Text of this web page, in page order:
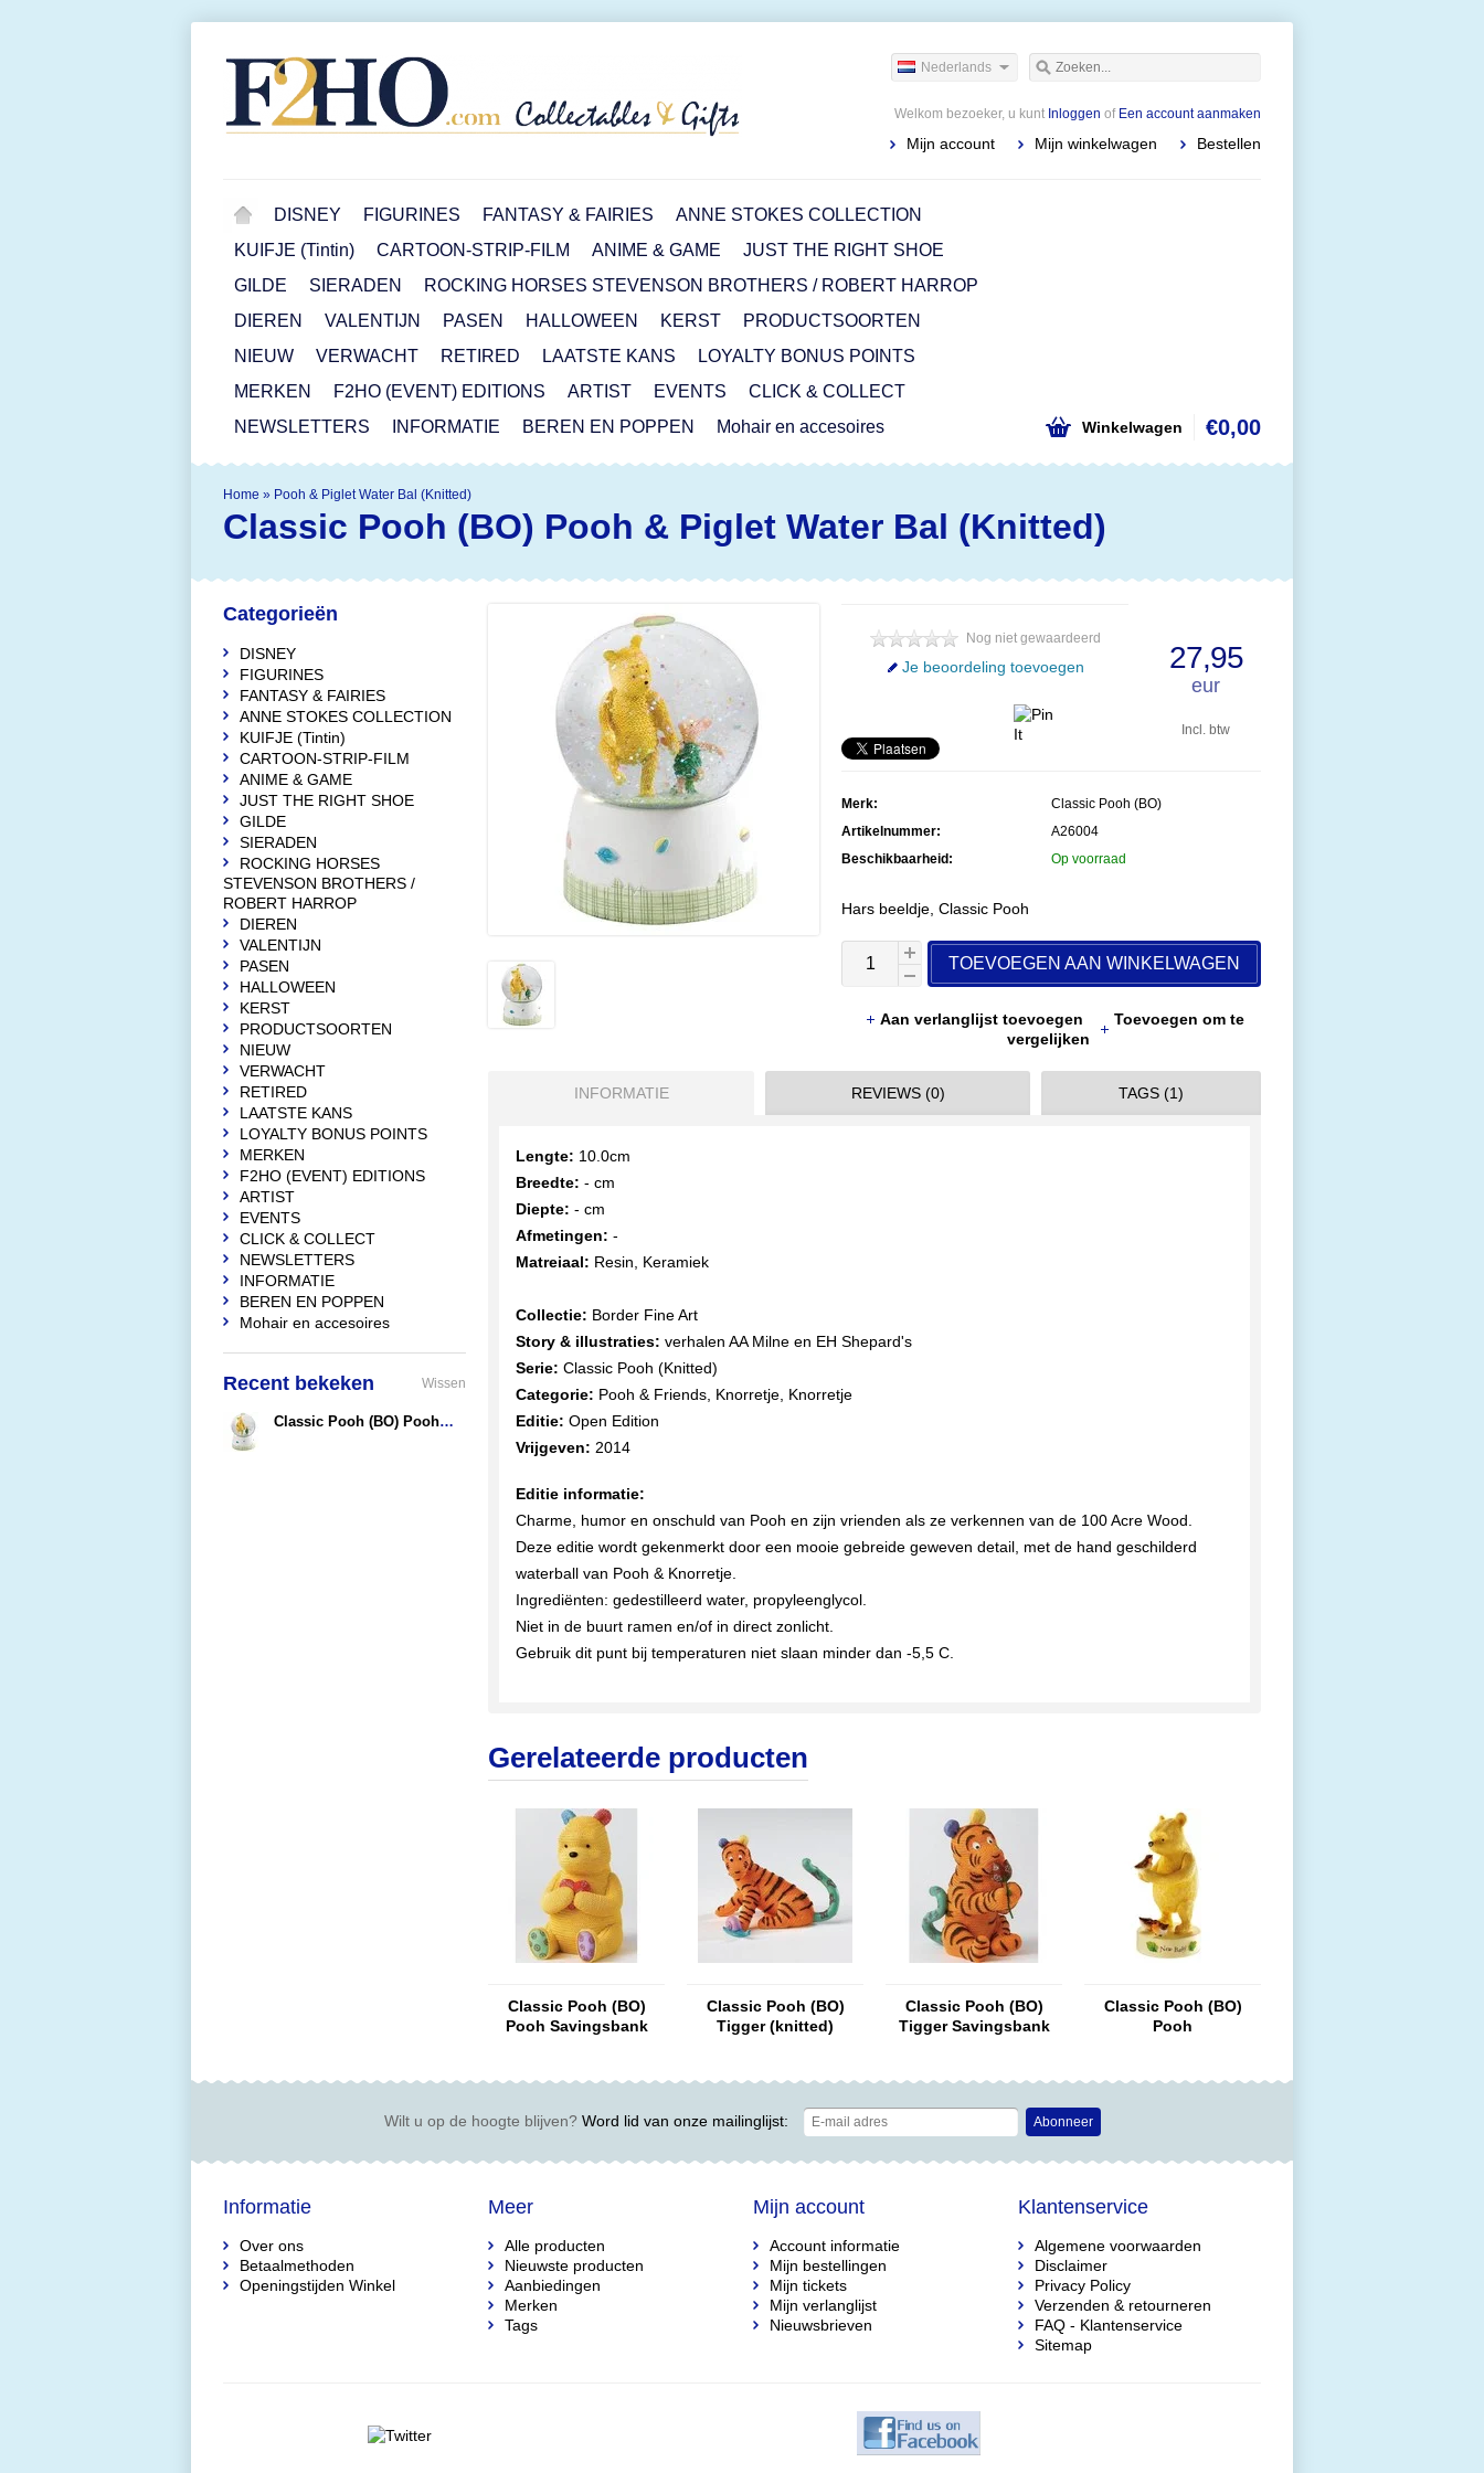
Nederlands
Welkom bezoeker, u kunt Inloggen of Een account aanmaken
Mijn account Mijn winkelwagen Bestellen
DISNEY FIGURINES FANTASY & FAIRIES
ANNE STOKES COLLECTION
KUIFJE (Tintin)
CARTOON-STRIP-FILM ANIME & GAME
JUST THE RIGHT SHOE
GILDE
SIERADEN
ROCKING HORSES STEVENSON BROTHERS / ROBERT HARROP
DIEREN
VALENTIJN PASEN HALLOWEEN KERST
PRODUCTSOORTEN
NIEUW
VERWACHT RETIRED LAATSTE KANS
LOYALTY BONUS POINTS
MERKEN
F2HO (EVENT) EDITIONS ARTIST EVENTS
CLICK & COLLECT
NEWSLETTERS
INFORMATIE BEREN EN POPPEN Mohair en accesoires Winkelwagen €0,00
Home » Pooh & Piglet Water Bal (Knitted)
Classic Pooh (BO) Pooh & Piglet Water Bal (Knitted)
27,95
eur
Incl. btw
Nog niet gewaardeerd
Je beoordeling toevoegen
Merk:
Classic Pooh (BO)
Artikelnummer:
A26004
Beschikbaarheid:
Op voorraad
Hars beeldje, Classic Pooh
TOEVOEGEN AAN WINKELWAGEN
Aan verlanglijst toevoegen
Toevoegen om te
vergelijken
INFORMATIE REVIEWS (0) TAGS (1)
Lengte: 10.0cm
Breedte: - cm
Diepte: - cm
Afmetingen: -
Matreiaal: Resin, Keramiek
Collectie: Border Fine Art
Story & illustraties: verhalen AA Milne en EH Shepard's
Serie: Classic Pooh (Knitted)
Categorie: Pooh & Friends, Knorretje, Knorretje
Editie: Open Edition
Vrijgeven: 2014
Editie informatie:
Charme, humor en onschuld van Pooh en zijn vrienden als ze verkennen van de 100 Acre Wood.
Deze editie wordt gekenmerkt door een mooie gebreide geweven detail, met de hand geschilderd
waterball van Pooh & Knorretje.
Ingrediënten: gedestilleerd water, propyleenglycol.
Niet in de buurt ramen en/of in direct zonlicht.
Gebruik dit punt bij temperaturen niet slaan minder dan -5,5 C.
Gerelateerde producten
Classic Pooh (BO)
Pooh Savingsbank
Classic Pooh (BO)
Tigger (knitted)
Classic Pooh (BO)
Tigger Savingsbank
Classic Pooh (BO)
Pooh
Categorieën
DISNEY
FIGURINES
FANTASY & FAIRIES
ANNE STOKES COLLECTION
KUIFJE (Tintin)
CARTOON-STRIP-FILM
ANIME & GAME
JUST THE RIGHT SHOE
GILDE
SIERADEN
ROCKING HORSES
STEVENSON BROTHERS /
ROBERT HARROP
DIEREN
VALENTIJN
PASEN
HALLOWEEN
KERST
PRODUCTSOORTEN
NIEUW
VERWACHT
RETIRED
LAATSTE KANS
LOYALTY BONUS POINTS
MERKEN
F2HO (EVENT) EDITIONS
ARTIST
EVENTS
CLICK & COLLECT
NEWSLETTERS
INFORMATIE
BEREN EN POPPEN
Mohair en accesoires
Recent bekeken Wissen
Classic Pooh (BO) Pooh & Piglet Water Ball
Wilt u op de hoogte blijven?Word lid van onze mailinglijst: Abonneer
Informatie
Over ons
Betaalmethoden
Openingstijden Winkel
Meer
Alle producten
Nieuwste producten
Aanbiedingen
Merken
Tags
Mijn account
Account informatie
Mijn bestellingen
Mijn tickets
Mijn verlanglijst
Nieuwsbrieven
Klantenservice
Algemene voorwaarden
Disclaimer
Privacy Policy
Verzenden & retourneren
FAQ - Klantenservice
Sitemap